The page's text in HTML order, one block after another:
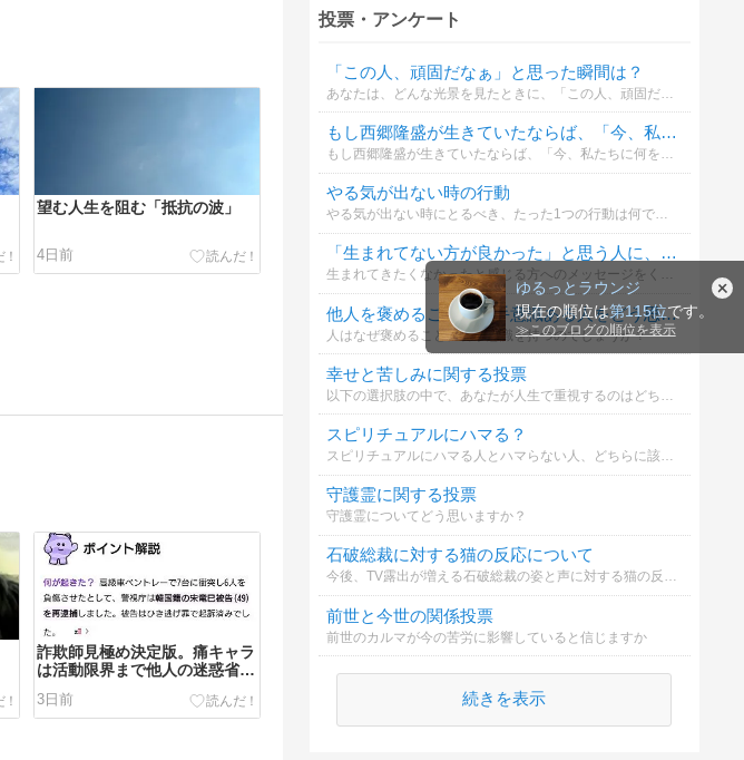
ゆるっとラウンジ
現在の順位は第115位です。
≫このブログの順位を表示
望む人生を阻む「抵抗の波」
4日前
詐欺師見極め決定版。痛キャラ
は活動限界まで他人の迷惑省み
3日前
投票・アンケート
「この人、頑固だなぁ」と思った瞬間は？
あなたは、どんな光景を見たときに、「この人、頑固だなぁ」と思いますか？
もし西郷隆盛が生きていたならば、「今、私たちに何を伝えたいこと」は何だと思いますか？
もし西郷隆盛が生きていたならば、「今、私たちに何を伝えたいこと」は何だと思いますか？投票してください。
やる気が出ない時の行動
やる気が出ない時にとるべき、たった1つの行動は何でしょうか？
「生まれてない方が良かった」と思う人に、あなたが言いたいことは？
生まれてきたくなかったと感じる方へのメッセージをください。
他人を褒めることに苦手意識ある人をどう思いますか？
人はなぜ褒めることに苦手意識を持つのでしょうか？
幸せと苦しみに関する投票
スピリチュアルにハマる？
スピリチュアルにハマる人とハマらない人、どちらに該当しますか？
守護霊に関する投票
守護霊についてどう思いますか？
石破総裁に対する猫の反応について
今後、TV露出が増える石破総裁の姿と声に対する猫の反応について
前世と今世の関係投票
前世のカルマが今の苦労に影響していると信じますか
続きを表示